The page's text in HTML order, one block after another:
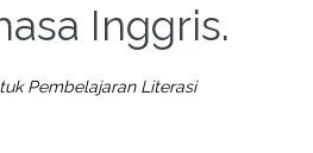
Inggris.
Pembelajaran Literasi